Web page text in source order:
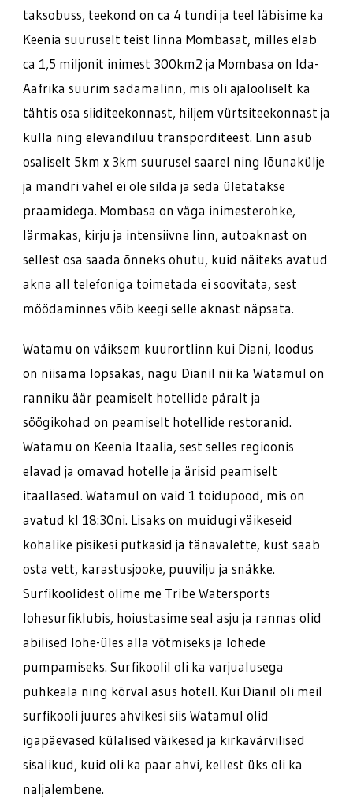
taksobuss, teekond on ca 4 tundi ja teel läbisime ka
Keenia suuruselt teist linna Mombasat, milles elab
ca 1,5 miljonit inimest 300km2 ja Mombasa on Ida-
Aafrika suurim sadamalinn, mis oli ajalooliselt ka
tähtis osa siiditeekonnast, hiljem vürtsiteekonnast ja
kulla ning elevandiluu transporditeest. Linn asub
osaliselt 5km x 3km suurusel saarel ning lõunakülje
ja mandri vahel ei ole silda ja seda ületatakse
praamidega. Mombasa on väga inimesterohke,
lärmakas, kirju ja intensiivne linn, autoaknast on
sellest osa saada õnneks ohutu, kuid näiteks avatud
akna all telefoniga toimetada ei soovitata, sest
möödaminnes võib keegi selle aknast näpsata.
Watamu on väiksem kuurortlinn kui Diani, loodus
on niisama lopsakas, nagu Dianil nii ka Watamul on
ranniku äär peamiselt hotellide päralt ja
söögikohad on peamiselt hotellide restoranid.
Watamu on Keenia Itaalia, sest selles regioonis
elavad ja omavad hotelle ja ärisid peamiselt
itaallased. Watamul on vaid 1 toidupood, mis on
avatud kl 18:30ni. Lisaks on muidugi väikeseid
kohalike pisikesi putkasid ja tänavalette, kust saab
osta vett, karastusjooke, puuvilju ja snäkke.
Surfikoolidest olime me Tribe Watersports
lohesurfiklubis, hoiustasime seal asju ja rannas olid
abilised lohe-üles alla võtmiseks ja lohede
pumpamiseks. Surfikoolil oli ka varjualusega
puhkeala ning kõrval asus hotell. Kui Dianil oli meil
surfikooli juures ahvikesi siis Watamul olid
igapäevased külalised väikesed ja kirkavärvilised
sisalikud, kuid oli ka paar ahvi, kellest üks oli ka
naljalembene.